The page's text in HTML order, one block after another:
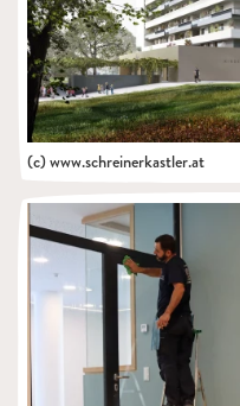
(c) www.schreinerkastler.at